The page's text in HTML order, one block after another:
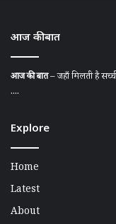
आज की बात
आज की बात– जहाँ मिलती है
....
Explore
Home
Latest
About